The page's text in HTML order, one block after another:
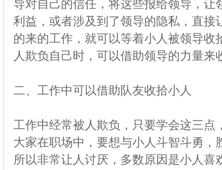
导对自己的信任，将这些报给领导，
利益，或者涉及到了领导的隐私，直
的来的工作，就可以等着小人被领导
人欺负自己时，可以借助领导的力量来
二、工作中可以借助队友收拾小人
工作中经常被人欺负，只要学会这三点
大家在职场中，要想与小人斗智斗勇
所以非常让人讨厌，多数原因是小人